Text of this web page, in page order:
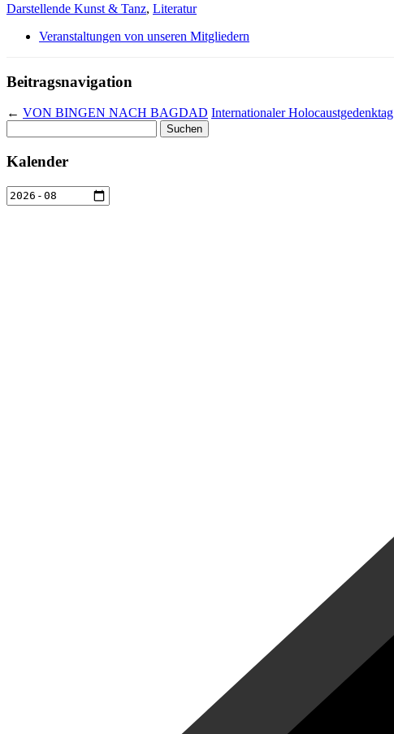
Darstellende Kunst & Tanz, Literatur
Veranstaltungen von unseren Mitgliedern
Beitragsnavigation
← VON BINGEN NACH BAGDAD Internationaler Holocaustgedenktag
nach:
Kalender